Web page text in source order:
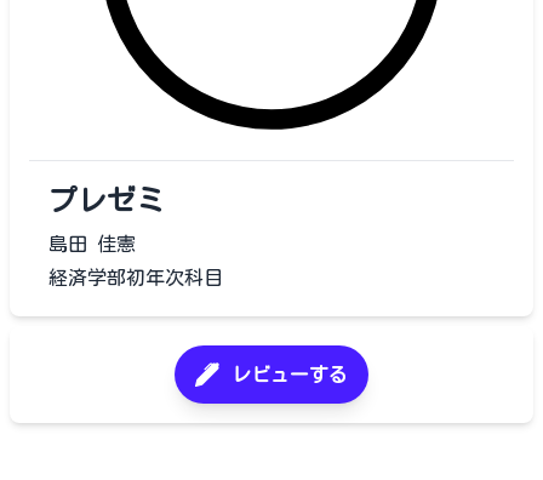
プレゼミ
島田 佳憲
経済学部初年次科目
レビューする